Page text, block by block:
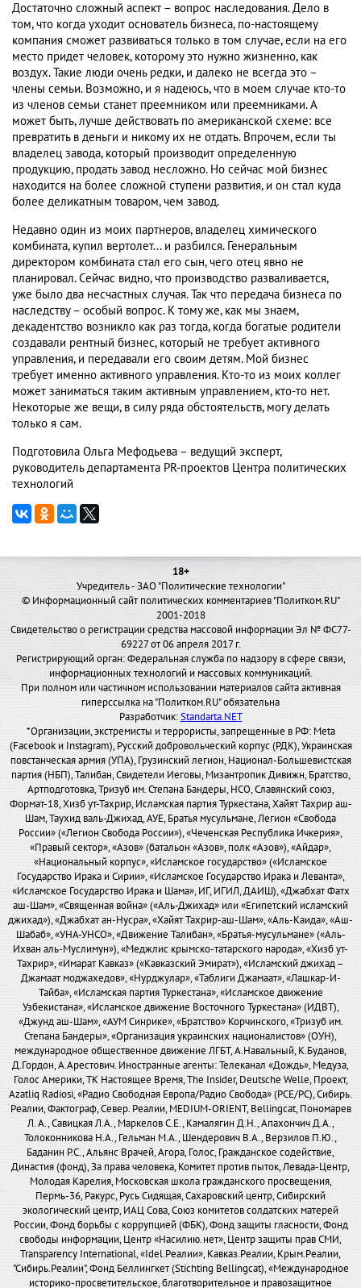
Достаточно сложный аспект – вопрос наследования. Дело в
том, что когда уходит основатель бизнеса, по-настоящему
компания сможет развиваться только в том случае, если на его
место придет человек, которому это нужно жизненно, как
воздух. Такие люди очень редки, и далеко не всегда это –
члены семьи. Возможно, и я надеюсь, что в моем случае кто-то
из членов семьи станет преемником или преемниками. А
может быть, лучше действовать по американской схеме: все
превратить в деньги и никому их не отдать. Впрочем, если ты
владелец завода, который производит определенную
продукцию, продать завод несложно. Но сейчас мой бизнес
находится на более сложной ступени развития, и он стал куда
более деликатным товаром, чем завод.
Недавно один из моих партнеров, владелец химического
комбината, купил вертолет... и разбился. Генеральным
директором комбината стал его сын, чего отец явно не
планировал. Сейчас видно, что производство разваливается,
уже было два несчастных случая. Так что передача бизнеса по
наследству – особый вопрос. К тому же, как мы знаем,
декадентство возникло как раз тогда, когда богатые родители
создавали рентный бизнес, который не требует активного
управления, и передавали его своим детям. Мой бизнес
требует именно активного управления. Кто-то из моих коллег
может заниматься таким активным управлением, кто-то нет.
Некоторые же вещи, в силу ряда обстоятельств, могу делать
только я сам.
Подготовила Ольга Мефодьева – ведущий эксперт,
руководитель департамента PR-проектов Центра политических
технологий
18+
Учредитель - ЗАО "Политические технологии"
© Информационный сайт политических комментариев "Политком.RU"
2001-2018
Свидетельство о регистрации средства массовой информации Эл № ФС77-
69227 от 06 апреля 2017 г.
Регистрирующий орган: Федеральная служба по надзору в сфере связи,
информационных технологий и массовых коммуникаций.
При полном или частичном использовании материалов сайта активная
гиперссылка на "Политком.RU" обязательна
Разработчик:Standarta.NET
*Организации, экстремисты и террористы, запрещенные в РФ: Meta
(Facebook и Instagram), Русский добровольческий корпус (РДК), Украинская
повстанческая армия (УПА), Грузинский легион, Национал-Большевистская
партия (НБП), Талибан, Свидетели Иеговы, Мизантропик Дивижн, Братство,
Артподготовка, Тризуб им. Степана Бандеры, НСО, Славянский союз,
Формат-18, Хизб ут-Тахрир, Исламская партия Туркестана, Хайят Тахрир аш-
Шам, Таухид валь-Джихад, АУЕ, Братья мусульмане, Легион «Свобода
России» («Легион Свобода России»), «Чеченская Республика Ичкерия»,
«Правый сектор», «Азов» (батальон «Азов», полк «Азов»), «Айдар»,
«Национальный корпус», «Исламское государство» («Исламское
Государство Ирака и Сирии», «Исламское Государство Ирака и Леванта»,
«Исламское Государство Ирака и Шама», ИГ, ИГИЛ, ДАИШ), «Джабхат Фатх
аш-Шам», «Священная война» («Аль-Джихад» или «Египетский исламский
джихад»), «Джабхат ан-Нусра», «Хайят Тахрир-аш-Шам», «Аль-Каида», «Аш-
Шабаб», «УНА-УНСО», «Движение Талибан», «Братья-мусульмане» («Аль-
Ихван аль-Муслимун»), «Меджлис крымско-татарского народа», «Хизб ут-
Тахрир», «Имарат Кавказ» («Кавказский Эмират»), «Исламский джихад –
Джамаат моджахедов», «Нурджулар», «Таблиги Джамаат», «Лашкар-И-
Тайба», «Исламская партия Туркестана», «Исламское движение
Узбекистана», «Исламское движение Восточного Туркестана» (ИДВТ),
«Джунд аш-Шам», «АУМ Синрике», «Братство» Корчинского, «Тризуб им.
Степана Бандеры», «Организация украинских националистов» (ОУН),
международное общественное движение ЛГБТ, А.Навальный, К.Буданов,
Д.Гордон, А.Арестович. Иностранные агенты: Телеканал «Дождь», Медуза,
Голос Америки, ТК Настоящее Время, The Insider, Deutsche Welle, Проект,
Azatliq Radiosi, «Радио Свободная Европа/Радио Свобода» (PCE/PC), Сибирь.
Реалии, Фактограф, Север. Реалии, MEDIUM-ORIENT, Bellingcat, Пономарев
Л. А., Савицкая Л.А., Маркелов С.Е., Камалягин Д.Н., Апахончич Д.А.,
Толоконникова Н.А., Гельман М.А., Шендерович В.А., Верзилов П.Ю.,
Баданин Р.С., Альянс Врачей, Агора, Голос, Гражданское содействие,
Династия (фонд), За права человека, Комитет против пыток, Левада-Центр,
Молодая Карелия, Московская школа гражданского просвещения,
Пермь-36, Ракурс, Русь Сидящая, Сахаровский центр, Сибирский
экологический центр, ИАЦ Сова, Союз комитетов солдатских матерей
России, Фонд борьбы с коррупцией (ФБК), Фонд защиты гласности, Фонд
свободы информации, Центр «Насилию.нет», Центр защиты прав СМИ,
Transparency International, «Idel.Реалии», Кавказ.Реалии, Крым.Реалии,
"Сибирь.Реалии", Фонд Беллингкет (Stichting Bellingcat), «Международное
историко-просветительское, благотворительное и правозащитное